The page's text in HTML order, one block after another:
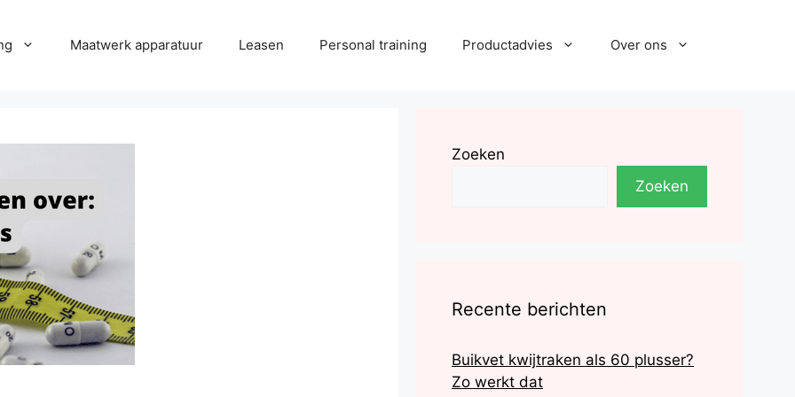
Maatwerk apparatuur Leasen Personal training Productadvies Over ons
Zoeken
Zoeken
Recente berichten
Buikvet kwijtraken als 60 plusser?
Zo werkt dat